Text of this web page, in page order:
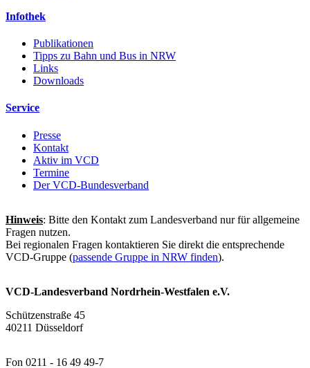
Infothek
Publikationen
Tipps zu Bahn und Bus in NRW
Links
Downloads
Service
Presse
Kontakt
Aktiv im VCD
Termine
Der VCD-Bundesverband
Hinweis: Bitte den Kontakt zum Landesverband nur für allgemeine
Fragen nutzen.
Bei regionalen Fragen kontaktieren Sie direkt die entsprechende
VCD-Gruppe (passende Gruppe in NRW finden).
VCD-Landesverband Nordrhein-Westfalen e.V.
Schützenstraße 45
40211 Düsseldorf
Fon 0211 - 16 49 49-7